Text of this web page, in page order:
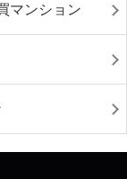
マンション